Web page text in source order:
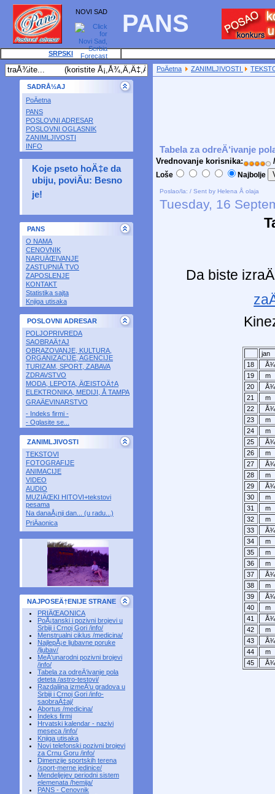
NOVI SAD PANS
SRPSKI
SADRÅ½AJ
PoÄetna
PANS
POSLOVNI ADRESAR
POSLOVNI OGLASNIK
ZANIMLJIVOSTI
INFO
Koje pseto hoÄ‡e da
ubiju, poviÄu: Besno
je!
PANS
O NAMA
CENOVNIK
NARUÄŒIVANJE
ZASTUPNIÅ TVO
ZAPOSLENJE
KONTAKT
Statistika sajta
Knjiga utisaka
POSLOVNI ADRESAR
POLJOPRIVREDA
SAOBRAÄ†AJ
OBRAZOVANJE, KULTURA,
ORGANIZACIJE, AGENCIJE
TURIZAM, SPORT, ZABAVA
ZDRAVSTVO
MODA, LEPOTA, ÄŒISTOÄ†A
ELEKTRONIKA, MEDIJI, Å TAMPA
GRAÄEVINARSTVO
- Indeks firmi -
- Oglasite se...
ZANIMLJIVOSTI
TEKSTOVI
FOTOGRAFIJE
ANIMACIJE
VIDEO
AUDIO
MUZIÄŒKI HITOVI+tekstovi
pesama
Na danaÅ¡nji dan... (u radu...)
PriÄaonica
NAJPOSEÄ†ENIJE STRANE
PRIÄŒAONICA
PoÅ¡tanski i pozivni brojevi u
Srbiji i Crnoj Gori /info/
Menstrualni ciklus /medicina/
NajlepÅ¡e ljubavne poruke
/ljubav/
MeÄ‘unarodni pozivni brojevi
/info/
Tabela za odreÄ‘ivanje pola
deteta /astro-testovi/
Razdaljina izmeÄ‘u gradova u
Srbiji i Crnoj Gori /info-
saobraÄ‡aj/
Abortus /medicina/
Indeks firmi
Hrvatski kalendar - nazivi
meseca /info/
Knjiga utisaka
Novi telefonski pozivni brojevi
za Crnu Goru /info/
Dimenzije sportskih terena
/sport-merne jedinice/
Mendeljejev periodni sistem
elemenata /hemija/
PANS - Cenovnik
PoÄetna ZANIMLJIVOSTI
Tabela za odreÄ‘ivanje
Vrednovanje korisnika:
Loše Najbolje
Poslao/la: / Sent by Helena Å olaja
Tuesday, 16
Da biste
jan
18
Å¾
19
m
20
Å¾
21
m
22
Å¾
23
m
24
m
25
Å¾
26
m
27
Å¾
28
m
29
Å¾
30
m
31
m
32
m
33
Å¾
34
m
35
m
36
m
37
Å¾
38
m
39
Å¾
40
m
41
Å¾
42
m
43
Å¾
44
m
45
Å¾